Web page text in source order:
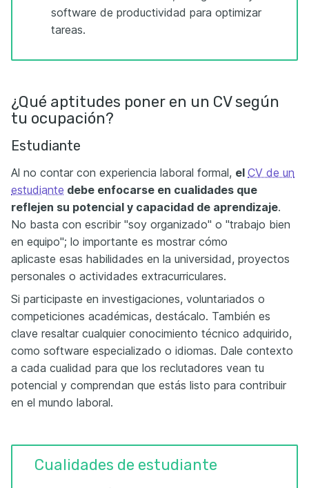
software de productividad para optimizar
tareas.
¿Qué aptitudes poner en un CV según
tu ocupación?
Estudiante
Al no contar con experiencia laboral formal, el CV de un
estudiante debe enfocarse en cualidades que
reflejen su potencial y capacidad de aprendizaje.
No basta con escribir "soy organizado" o "trabajo bien
en equipo"; lo importante es mostrar cómo
aplicaste esas habilidades en la universidad, proyectos
personales o actividades extracurriculares.
Si participaste en investigaciones, voluntariados o
competiciones académicas, destácalo. También es
clave resaltar cualquier conocimiento técnico adquirido,
como software especializado o idiomas. Dale contexto
a cada cualidad para que los reclutadores vean tu
potencial y comprendan que estás listo para contribuir
en el mundo laboral.
Cualidades de estudiante